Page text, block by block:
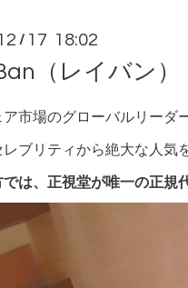
/ 17 18:02
（レイバン）
ア市場のグローバルリーダ
ブリティから絶大な人気
は、正視堂が唯一の正規